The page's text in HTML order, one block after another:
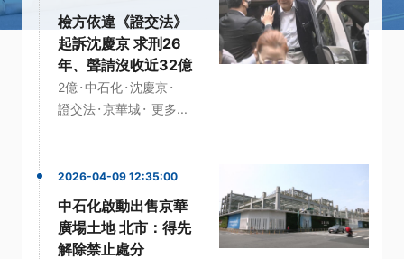
檢方依違《證交法》
起訴沈慶京 求刑26
年、聲請沒收近32億
2億·中石化·沈慶京·
證交法·京華城· 更多...
2026-04-09 12:35:00
中石化啟動出售京華
廣場土地 北市：得先
解除禁止處分